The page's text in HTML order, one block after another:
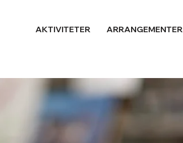
AKTIVITETER ARRANGEMENTER